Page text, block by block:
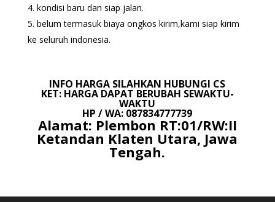
kondisi baru dan siap jalan.
belum termasuk biaya ongkos kirim,kami siap kirim
ke seluruh indonesia.
INFO HARGA SILAHKAN HUBUNGI CS
KET: HARGA DAPAT BERUBAH SEWAKTU-
WAKTU
HP / WA: 087834777739
Alamat: Plembon RT:01/RW:II
Ketandan Klaten Utara, Jawa
Tengah.